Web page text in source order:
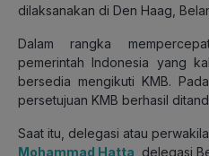
dilaksanakan di Den Haag,
Dalam rangka
pemerintah Indonesia yang
bersedia mengikuti KMB.
persetujuan KMB berhasil
Saat itu, delegasi atau
Mohammad Hatta , delegasi